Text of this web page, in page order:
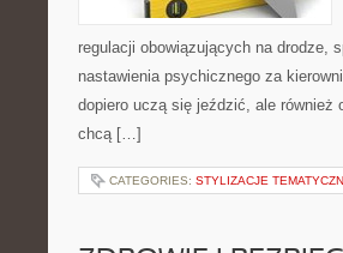
regulacji obowiązujących na drodze,
nastawienia psychicznego za
dopiero uczą się jeździć, ale również
chcą […]
CATEGORIES: STYLIZACJE